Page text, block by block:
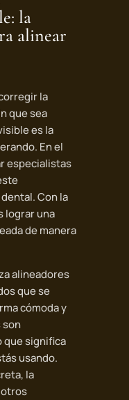
la
alinear
la
que sea
es la
En el
especialistas
Con la
lograr una
de manera
alineadores
que se
cómoda y
son
que significa
usando.
la